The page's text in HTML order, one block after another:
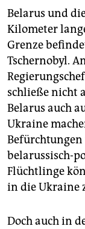
Belarus und
Kilometer
Grenze
Tschernobyl.
schließe nicht
Belarus auch
Ukraine
belarussisch-
Flüchtlinge
in die Ukraine
Doch auch in